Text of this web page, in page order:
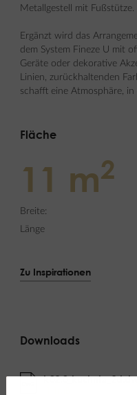
Metallgestell mit Fußstütze.
Ergänzt wird das
dem System Fineze U mit
Geräte oder dekorative
Linien, zurückhaltenden
schafft eine Atmosphäre,
Fläche
11 m2
Breite:
Länge
Downloads
Zu Inspirationen